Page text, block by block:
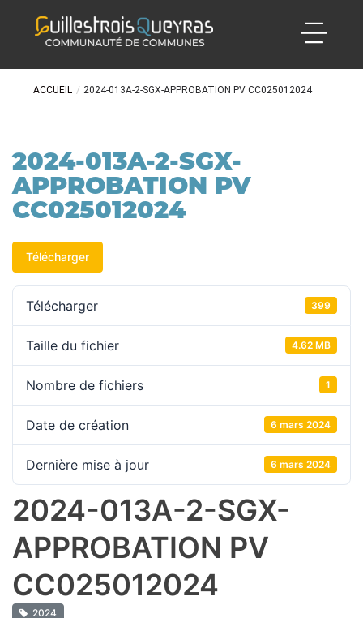
ACCUEIL / 2024-013A-2-SGX-APPROBATION PV CC025012024
2024-013A-2-SGX-
APPROBATION PV
CC025012024
Télécharger
Télécharger 399
Taille du fichier 4.62 MB
Nombre de fichiers 1
Date de création 6 mars 2024
Dernière mise à jour 6 mars 2024
2024-013A-2-SGX-
APPROBATION PV
CC025012024
2024